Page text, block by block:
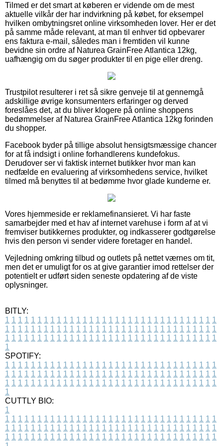
Tilmed er det smart at køberen er vidende om de mest
aktuelle vilkår der har indvirkning på købet, for eksempel
hvilken ombytningsret online virksomheden lover. Her er det
på samme måde relevant, at man til enhver tid opbevarer
ens faktura e-mail, således man i fremtiden vil kunne
bevidne sin ordre af Naturea GrainFree Atlantica 12kg,
uafhængig om du søger produkter til en pige eller dreng.
Trustpilot resulterer i ret så sikre genveje til at gennemgå
adskillige øvrige konsumenters erfaringer og derved
foreslåes det, at du bliver klogere på online shoppens
bedømmelser af Naturea GrainFree Atlantica 12kg forinden
du shopper.
Facebook byder på tillige absolut hensigtsmæssige chancer
for at få indsigt i online forhandlerens kundefokus.
Derudover ser vi faktisk internet butikker hvor man kan
nedfælde en evaluering af virksomhedens service, hvilket
tilmed må benyttes til at bedømme hvor glade kunderne er.
Vores hjemmeside er reklamefinansieret. Vi har faste
samarbejder med et hav af internet varehuse i form af at vi
fremviser butikkernes produkter, og indkasserer godtgørelse
hvis den person vi sender videre foretager en handel.
Vejledning omkring tilbud og outlets på nettet værnes om tit,
men det er umuligt for os at give garantier imod rettelser der
potentielt er udført siden seneste opdatering af de viste
oplysninger.
BITLY:
1 1 1 1 1 1 1 1 1 1 1 1 1 1 1 1 1 1 1 1 1 1 1 1 1 1 1 1 1 1 1 1 1
1 1 1 1 1 1 1 1 1 1 1 1 1 1 1 1 1 1 1 1 1 1 1 1 1 1 1 1 1 1 1 1 1
1 1 1 1 1 1 1 1 1 1 1 1 1 1 1 1 1 1 1 1 1 1 1 1 1 1 1 1 1 1 1 1 1
1
SPOTIFY:
1 1 1 1 1 1 1 1 1 1 1 1 1 1 1 1 1 1 1 1 1 1 1 1 1 1 1 1 1 1 1 1 1
1 1 1 1 1 1 1 1 1 1 1 1 1 1 1 1 1 1 1 1 1 1 1 1 1 1 1 1 1 1 1 1 1
1 1 1 1 1 1 1 1 1 1 1 1 1 1 1 1 1 1 1 1 1 1 1 1 1 1 1 1 1 1 1 1 1
1
CUTTLY BIO:
1
1 1 1 1 1 1 1 1 1 1 1 1 1 1 1 1 1 1 1 1 1 1 1 1 1 1 1 1 1 1 1 1 1
1 1 1 1 1 1 1 1 1 1 1 1 1 1 1 1 1 1 1 1 1 1 1 1 1 1 1 1 1 1 1 1 1
1 1 1 1 1 1 1 1 1 1 1 1 1 1 1 1 1 1 1 1 1 1 1 1 1 1 1 1 1 1 1 1 1